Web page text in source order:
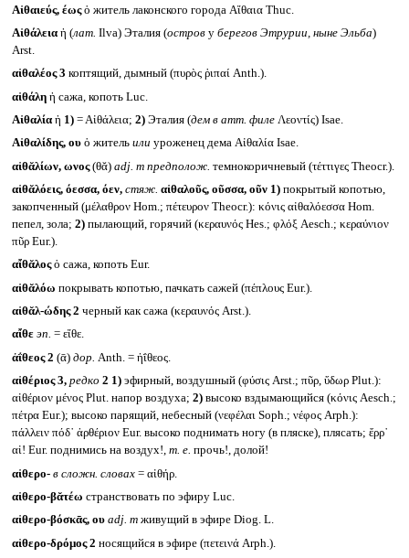
Αἰθαιεύς, έωςὁ житель лаконского города Αἴθαια Thuc.
Αἰθάλεια ἡ (лат. Ilva) Эталия (острову берегов Этрурии, ныне Эльба)
Arst.
αἰθαλέος 3 коптящий, дымный (πυρὸς ῥιπαί Anth.).
αἰθάλη ἡ сажа, копоть Luc.
Αἰθαλία ἡ 1)= Αἰθάλεια; 2)Эталия (дем в атт. филеΛεοντίς) Isae.
Αἰθαλίδης, ουὁ житель или уроженец дема Αἰθαλία Isae.
αἰθᾰλίων, ωνος(θᾰ) adj. m предполож. темнокоричневый (τέττιγες Theocr.).
αἰθᾰλόεις, όεσσα, όεν, стяж. αἰθαλοῦς, οῦσσα, οῦν 1)покрытый копотью,
закопченный (μέλαθρον Hom.; πέτευρον Theocr.): κόνις αἰθαλόεσσα Hom.
пепел, зола; 2)пылающий, горячий (κεραυνός Hes.; φλόξ Aesch.; κεραύνιον
πῦρ Eur.).
αἴθᾰλοςὁ сажа, копоть Eur.
αἰθᾰλόω покрывать копотью, пачкать сажей (πέπλους Eur.).
αἰθᾰλ-ώδης 2 черный как сажа (κεραυνός Arst.).
αἴθε эп. = εἴθε.
ἀΐθεος 2 (ᾱ) дор. Anth. = ἠΐθεος.
αἰθέριος 3, редко 2 1)эфирный, воздушный (φύσις Arst.; πῦρ, ὕδωρ Plut.):
αἰθέριον μένος Plut. напор воздуха; 2)высоко вздымающийся (κόνις Aesch.;
πέτρα Eur.); высоко парящий, небесный (νεφέλαι Soph.; νέφος Arph.):
πάλλειν πόδ᾽ ἀρθέριον Eur. высоко поднимать ногу (в пляске), плясать; ἔρρ᾽
αἰ! Eur. поднимись на воздух!, т. е. прочь!, долой!
αἰθερο- в сложн. словах= αἰθήρ.
αἰθερο-βᾰτέω странствовать по эфиру Luc.
αἰθερο-βόσκᾱς, ου adj. mживущий в эфире Diog. L.
αἰθερο-δρόμος 2 носящийся в эфире (πετεινά Arph.).